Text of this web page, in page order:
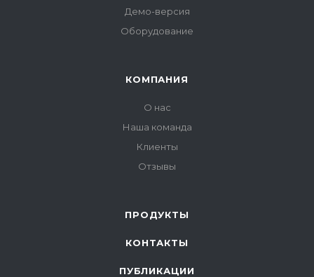
Демо-версия
Оборудование
КОМПАНИЯ
О нас
Наша команда
Клиенты
Отзывы
ПРОДУКТЫ
КОНТАКТЫ
ПУБЛИКАЦИИ